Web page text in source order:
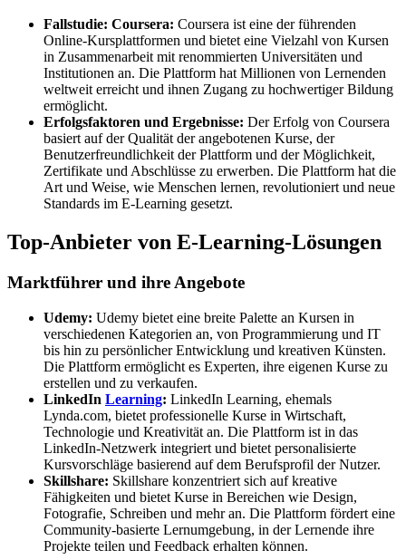
Fallstudie: Coursera: Coursera ist eine der führenden
Online-Kursplattformen und bietet eine Vielzahl von Kursen
in Zusammenarbeit mit renommierten Universitäten und
Institutionen an. Die Plattform hat Millionen von Lernenden
weltweit erreicht und ihnen Zugang zu hochwertiger Bildung
ermöglicht.
Erfolgsfaktoren und Ergebnisse: Der Erfolg von Coursera
basiert auf der Qualität der angebotenen Kurse, der
Benutzerfreundlichkeit der Plattform und der Möglichkeit,
Zertifikate und Abschlüsse zu erwerben. Die Plattform hat die
Art und Weise, wie Menschen lernen, revolutioniert und neue
Standards im E-Learning gesetzt.
Top-Anbieter von E-Learning-Lösungen
Marktführer und ihre Angebote
Udemy: Udemy bietet eine breite Palette an Kursen in
verschiedenen Kategorien an, von Programmierung und IT
bis hin zu persönlicher Entwicklung und kreativen Künsten.
Die Plattform ermöglicht es Experten, ihre eigenen Kurse zu
erstellen und zu verkaufen.
LinkedIn Learning: LinkedIn Learning, ehemals
Lynda.com, bietet professionelle Kurse in Wirtschaft,
Technologie und Kreativität an. Die Plattform ist in das
LinkedIn-Netzwerk integriert und bietet personalisierte
Kursvorschläge basierend auf dem Berufsprofil der Nutzer.
Skillshare: Skillshare konzentriert sich auf kreative
Fähigkeiten und bietet Kurse in Bereichen wie Design,
Fotografie, Schreiben und mehr an. Die Plattform fördert eine
Community-basierte Lernumgebung, in der Lernende ihre
Projekte teilen und Feedback erhalten können.